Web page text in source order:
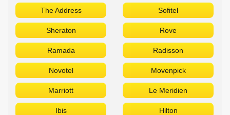
The Address Sofitel
Sheraton Rove
Ramada Radisson
Novotel Movenpick
Marriott Le Meridien
Ibis Hilton